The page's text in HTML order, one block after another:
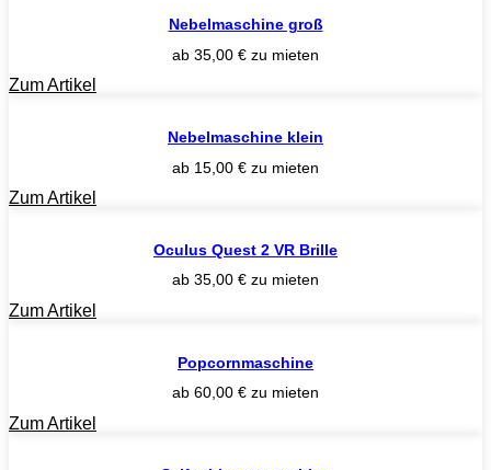
Nebelmaschine groß
ab 35,00 € zu mieten
Zum Artikel
Nebelmaschine klein
ab 15,00 € zu mieten
Zum Artikel
Oculus Quest 2 VR Brille
ab 35,00 € zu mieten
Zum Artikel
Popcornmaschine
ab 60,00 € zu mieten
Zum Artikel